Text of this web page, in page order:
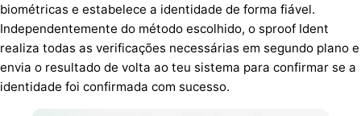
biométricas e estabelece a identidade de forma fiável.
Independentemente do método escolhido, o sproof Ident
realiza todas as verificações necessárias em segundo plano e
envia o resultado de volta ao teu sistema para confirmar se a
identidade foi confirmada com sucesso.